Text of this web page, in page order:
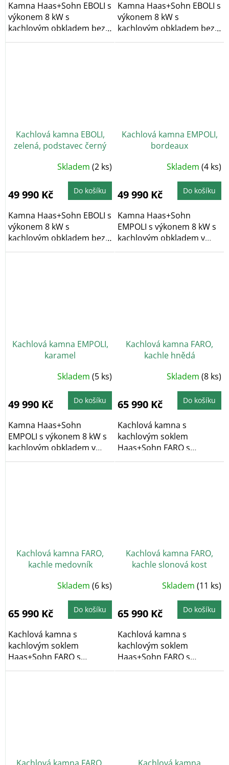
Kamna Haas+Sohn EBOLI s
výkonem 8 kW s
kachlovým obkladem bez
dekoru v barvě...
Kamna Haas+Sohn EBOLI s
výkonem 8 kW s
kachlovým obkladem bez
dekoru v barvě...
Kachlová kamna EBOLI,
zelená, podstavec černý
Skladem (2 ks)
49 990 Kč Do košíku
Kamna Haas+Sohn EBOLI s
výkonem 8 kW s
kachlovým obkladem bez
dekoru v barvě...
Kachlová kamna EMPOLI,
bordeaux
Skladem (4 ks)
49 990 Kč Do košíku
Kamna Haas+Sohn
EMPOLI s výkonem 8 kW s
kachlovým obkladem v
klasickém dekoru v
Kachlová kamna EMPOLI,
karamel
Skladem (5 ks)
49 990 Kč Do košíku
Kamna Haas+Sohn
EMPOLI s výkonem 8 kW s
kachlovým obkladem v
klasickém dekoru v...
Kachlová kamna FARO,
kachle hnědá
Skladem (8 ks)
65 990 Kč Do košíku
Kachlová kamna s
kachlovým soklem
Haas+Sohn FARO s
výkonem 6,3 kW ve
Kachlová kamna FARO,
kachle medovník
Skladem (6 ks)
65 990 Kč Do košíku
Kachlová kamna s
kachlovým soklem
Haas+Sohn FARO s
výkonem 6,3 kW ve
Kachlová kamna FARO,
kachle slonová kost
Skladem (11 ks)
65 990 Kč Do košíku
Kachlová kamna s
kachlovým soklem
Haas+Sohn FARO s
výkonem 6,3 kW ve